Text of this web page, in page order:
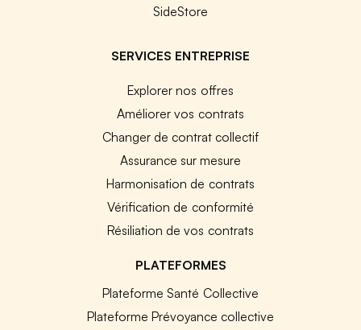
SideStore
SERVICES ENTREPRISE
Explorer nos offres
Améliorer vos contrats
Changer de contrat collectif
Assurance sur mesure
Harmonisation de contrats
Vérification de conformité
Résiliation de vos contrats
PLATEFORMES
Plateforme Santé Collective
Plateforme Prévoyance collective